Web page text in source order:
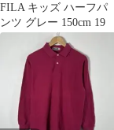
FILA キッズ ハーフパ
ンツ グレー 150cm 19